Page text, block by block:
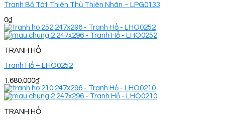
Tranh Bồ Tát Thiên Thủ Thiên Nhãn – LPG0133
0₫
TRANH HỔ
Tranh Hổ – LHO0252
1.680.000₫
TRANH HỔ